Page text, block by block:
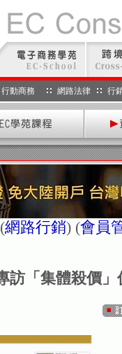
行動商務 網路法律 行
(網路行銷) (會員
訪「集體殺價」